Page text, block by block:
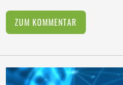
ZUM KOMMENTAR